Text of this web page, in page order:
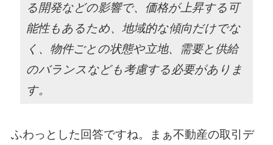
る開発などの影響で、価格が上昇する可
能性もあるため、地域的な傾向だけでな
く、物件ごとの状態や立地、需要と供給
のバランスなども考慮する必要がありま
す。
ふわっとした回答ですね。まぁ不動産の取引デ